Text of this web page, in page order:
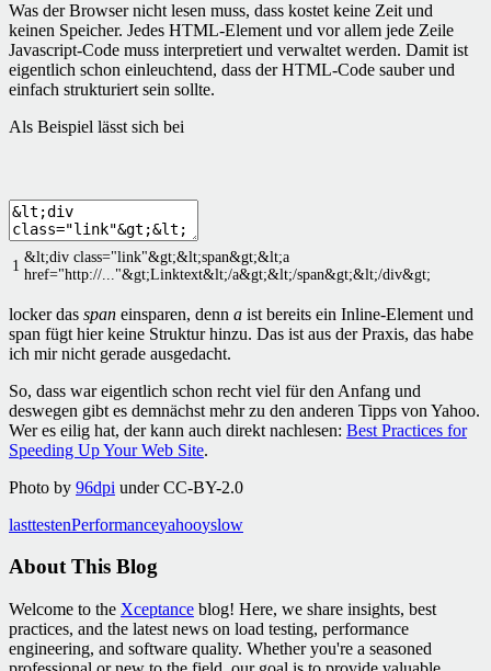
Was der Browser nicht lesen muss, dass kostet keine Zeit und
keinen Speicher. Jedes HTML-Element und vor allem jede Zeile
Javascript-Code muss interpretiert und verwaltet werden. Damit ist
eigentlich schon einleuchtend, dass der HTML-Code sauber und
einfach strukturiert sein sollte.
Als Beispiel lässt sich bei
1
&lt;div class="link"&gt;&lt;span&gt;&lt;a
href="http://..."&gt;Linktext&lt;/a&gt;&lt;/span&gt;&lt;/div&gt;
locker das span einsparen, denn a ist bereits ein Inline-Element und
span fügt hier keine Struktur hinzu. Das ist aus der Praxis, das habe
ich mir nicht gerade ausgedacht.
So, dass war eigentlich schon recht viel für den Anfang und
deswegen gibt es demnächst mehr zu den anderen Tipps von Yahoo.
Wer es eilig hat, der kann auch direkt nachlesen: Best Practices for
Speeding Up Your Web Site.
Photo by 96dpi under CC-BY-2.0
lasttestenPerformanceyahooyslow
About This Blog
Welcome to the Xceptance blog! Here, we share insights, best
practices, and the latest news on load testing, performance
engineering, and software quality. Whether you're a seasoned